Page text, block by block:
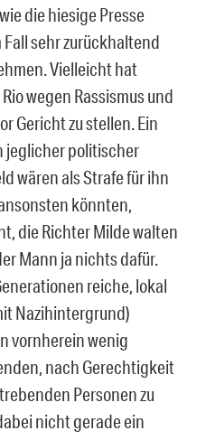
die hiesige Presse
sehr zurückhaltend
Vielleicht hat
wegen Rassismus und
Gericht zu stellen. Ein
jeglicher politischer
wären als Strafe für ihn
könnten,
die Richter Milde walten
Mann ja nichts dafür.
reiche, lokal
Nazihintergrund)
vornherein wenig
nach Gerechtigkeit
Personen zu
nicht gerade ein